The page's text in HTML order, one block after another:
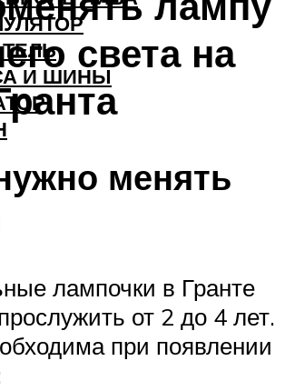
И ШИНЫсвета на
менять
лампочки в Гранте
от 2 до 4 лет.
при появлении